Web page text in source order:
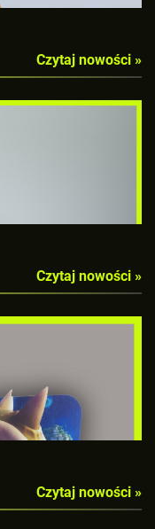
Czytaj nowości »
Czytaj nowości »
Czytaj nowości »